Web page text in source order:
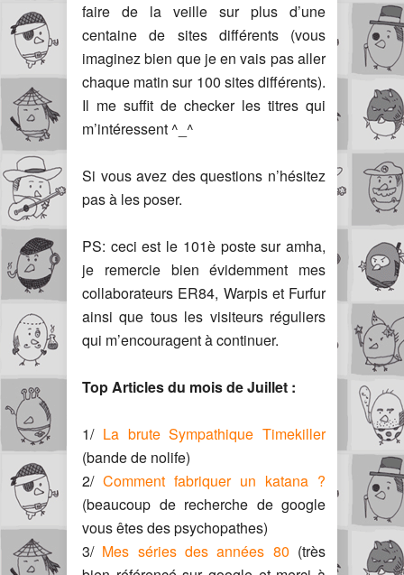
faire de la veille sur plus d’une
centaine de sites différents (vous
imaginez bien que je en vais pas aller
chaque matin sur 100 sites différents).
Il me suffit de checker les titres qui
m’intéressent ^_^
Si vous avez des questions n’hésitez
pas à les poser.
PS: ceci est le 101è poste sur amha,
je remercie bien évidemment mes
collaborateurs ER84, Warpis et Furfur
ainsi que tous les visiteurs réguliers
qui m’encouragent à continuer.
Top Articles du mois de Juillet :
1/ La brute Sympathique Timekiller
(bande de nolife)
2/ Comment fabriquer un katana ?
(beaucoup de recherche de google
vous êtes des psychopathes)
3/ Mes séries des années 80 (très